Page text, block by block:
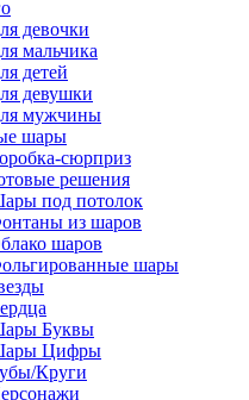
девочки
мальчика
детей
девушки
мужчины
шары
сюрприз
решения
под потолок
из шаров
шаров
шары
Буквы
Цифры
Круги